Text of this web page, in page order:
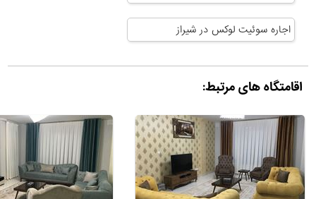
اجاره سوئیت لوکس در شیراز
اقامتگاه های مرتبط: